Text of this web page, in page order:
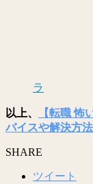
ラ
以上、
【転職 怖
バイスや解決方法
SHARE
ツイート